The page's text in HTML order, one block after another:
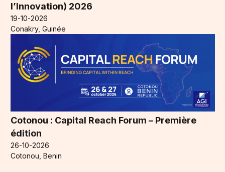
l’Innovation) 2026
19-10-2026
Conakry, Guinée
Cotonou : Capital Reach Forum – Première
édition
26-10-2026
Cotonou, Benin